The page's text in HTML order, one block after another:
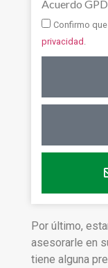
Acuerdo
Confirmo
privacidad .
Por último,
asesorarle en
tiene alguna